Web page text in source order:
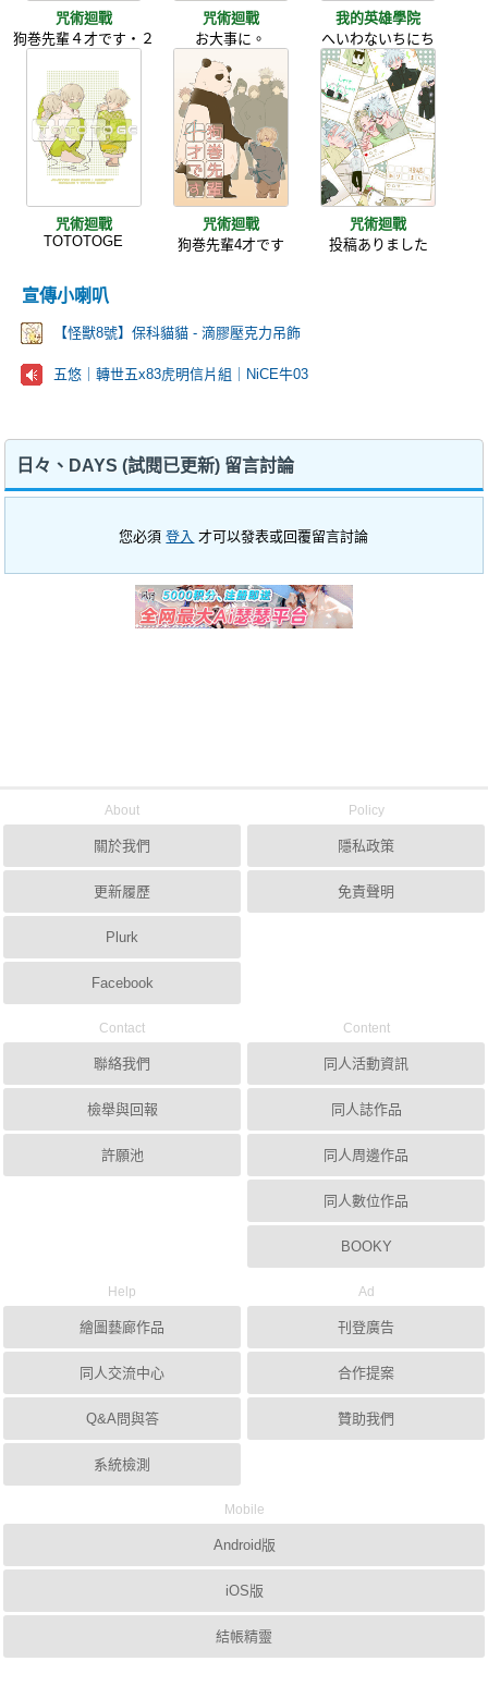
咒術迴戰
狗巻先輩４才です・２
咒術迴戰
お大事に。
我的英雄學院
へいわないちにち
咒術迴戰
TOTOTOGE
咒術迴戰
狗巻先輩4才です
咒術迴戰
投稿ありました
宣傳小喇叭
【怪獸8號】保科貓貓 - 滴膠壓克力吊飾
五悠｜轉世五x83虎明信片組｜NiCE牛03
日々、DAYS (試閱已更新) 留言討論
您必須登入 才可以發表或回覆留言討論
About
關於我們
更新履歷
Plurk
Facebook
Policy
隱私政策
免責聲明
Contact
聯絡我們
檢舉與回報
許願池
Content
同人活動資訊
同人誌作品
同人周邊作品
同人數位作品
BOOKY
Help
繪圖藝廊作品
同人交流中心
Q&A問與答
系統檢測
Ad
刊登廣告
合作提案
贊助我們
Mobile
Android版
iOS版
結帳精靈